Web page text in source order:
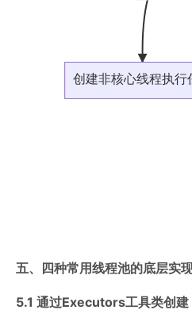
创建非核心线程执行
五、四种常用线程池的底层实
5.1 通过Executors工具类创建